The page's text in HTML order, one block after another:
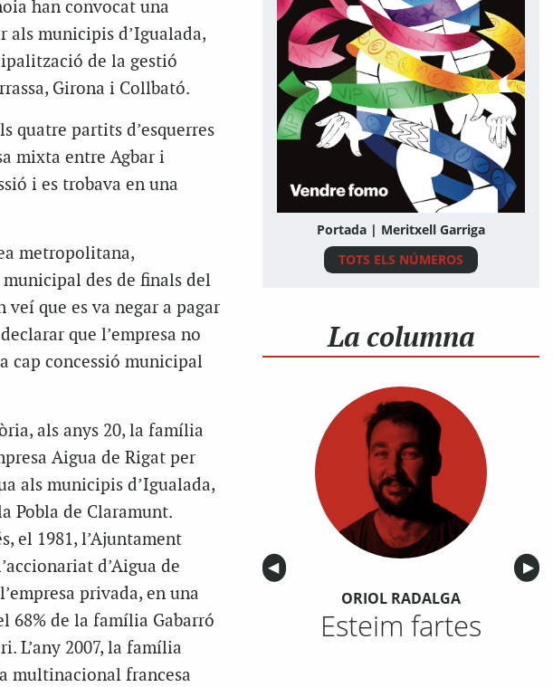
han convocat una
als municipis d’Igualada,
de la gestió
Girona i Collbató.
quatre partits d’esquerres
mixta entre Agbar i
i es trobava en una
metropolitana,
municipal des de finals del
veí que es va negar a pagar
que l’empresa no
cap concessió municipal
als anys 20, la família
Aigua de Rigat per
als municipis d’Igualada,
Pobla de Claramunt.
el 1981, l’Ajuntament
d’Aigua de
privada, en una
68% de la família Gabarró
L’any 2007, la família
multinacional francesa
Portada | Meritxell Garriga
TOTS ELS NÚMEROS
La columna
Anterior
◀︎ ▶︎
ORIOL RADALGA
Esteim fartes